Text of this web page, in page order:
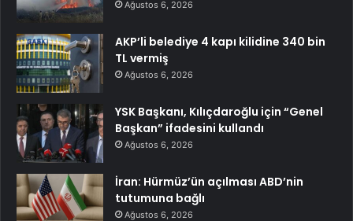
Ağustos 6, 2026
AKP’li belediye 4 kapı kilidine 340 bin
TL vermiş
Ağustos 6, 2026
YSK Başkanı, Kılıçdaroğlu için “Genel
Başkan” ifadesini kullandı
Ağustos 6, 2026
İran: Hürmüz’ün açılması ABD’nin
tutumuna bağlı
Ağustos 6, 2026